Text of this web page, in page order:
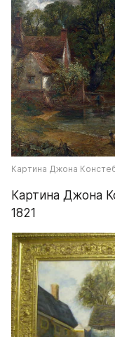
Картина Джона
Картина Джона
1821